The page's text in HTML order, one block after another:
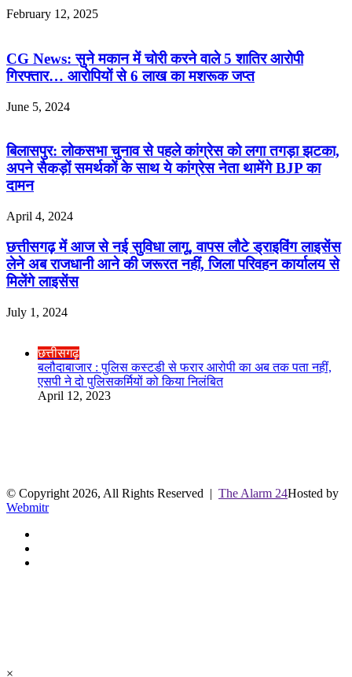
February 12, 2025
CG News: सुने मकान में चोरी करने वाले 5 शातिर आरोपी
गिरफ्तार… आरोपियों से 6 लाख का मशरूक जप्त
June 5, 2024
बिलासपुर: लोकसभा चुनाव से पहले कांग्रेस को लगा तगड़ा झटका,
अपने सैकड़ों समर्थकों के साथ ये कांग्रेस नेता थामेंगे BJP का
दामन
April 4, 2024
छत्तीसगढ़ में आज से नई सुविधा लागू, वापस लौटे ड्राइविंग लाइसेंस
लेने अब राजधानी आने की जरूरत नहीं, जिला परिवहन कार्यालय से
मिलेंगे लाइसेंस
July 1, 2024
छत्तीसगढ़
बलौदाबाजार : पुलिस कस्टडी से फरार आरोपी का अब तक पता नहीं,
एसपी ने दो पुलिसकर्मियों को किया निलंबित
April 12, 2023
© Copyright 2026, All Rights Reserved | The Alarm 24Hosted by
Webmitr
×